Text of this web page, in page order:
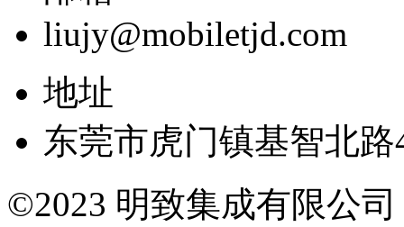
liujy@mobiletjd.com
地址
东莞市虎门镇基智北路
©2023 明致集成有限公